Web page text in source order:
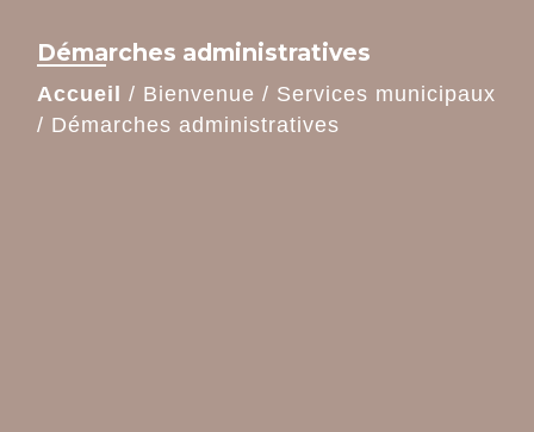
Démarches administratives
Accueil / Bienvenue / Services municipaux
/ Démarches administratives